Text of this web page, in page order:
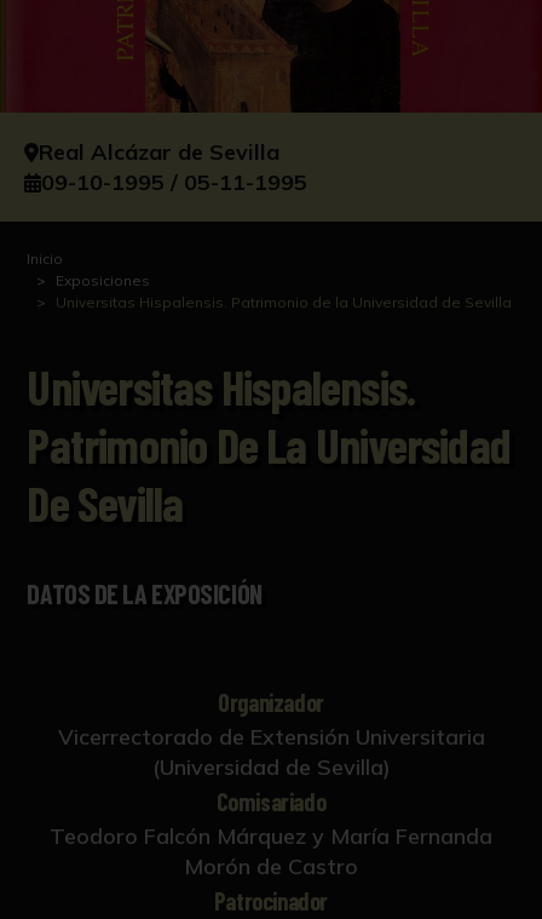
Real Alcázar de Sevilla
09-10-1995 / 05-11-1995
Inicio
Exposiciones
Universitas Hispalensis. Patrimonio de la Universidad de Sevilla
Universitas Hispalensis.
Patrimonio De La Universidad
De Sevilla
DATOS DE LA EXPOSICIÓN
Organizador
Vicerrectorado de Extensión Universitaria
(Universidad de Sevilla)
Comisariado
Teodoro Falcón Márquez y María Fernanda
Morón de Castro
Patrocinador